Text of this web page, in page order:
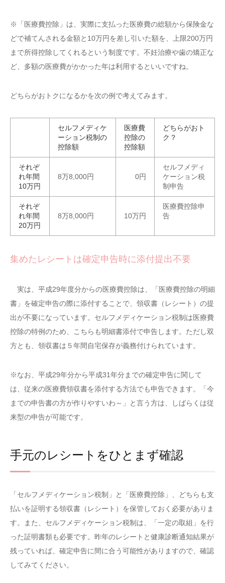
※「医療費控除」は、実際に支払った医療費の総額から保険金な
どで補てんされる金額と10万円を差し引いた額を、上限200万円
まで所得控除してくれるという制度です。不妊治療や歯の矯正な
ど、多額の医療費がかかった年は利用するといいですね。
どちらがおトクになるかを次の例で考えてみます。
セルフメディケ
ーション税制の
控除額
医療費
控除の
控除額
どちらがおト
ク？
それぞ
れ年間
10万円
8万8,000円 0円
セルフメディ
ケーション税
制申告
それぞ
れ年間
20万円
8万8,000円 10万円
医療費控除申
告
集めたレシートは確定申告時に添付提出不要
実は、平成29年度分からの医療費控除は、「医療費控除の明細
書」を確定申告の際に添付することで、領収書（レシート）の提
出が不要になっています。セルフメディケーション税制は医療費
控除の特例のため、こちらも明細書添付で申告します。ただし双
方とも、領収書は５年間自宅保存が義務付けられています。
※なお、平成29年分から平成31年分までの確定申告に関して
は、従来の医療費領収書を添付する方法でも申告できます。「今
までの申告書の方が作りやすいわ～」と言う方は、しばらくは従
来型の申告が可能です。
手元のレシートをひとまず確認
「セルフメディケーション税制」と「医療費控除」、どちらも支
払いを証明する領収書（レシート）を保管しておく必要がありま
す。また、セルフメディケーション税制は、「一定の取組」を行
った証明書類も必要です。昨年のレシートと健康診断通知結果が
残っていれば、確定申告に間に合う可能性がありますので、確認
してみてください。